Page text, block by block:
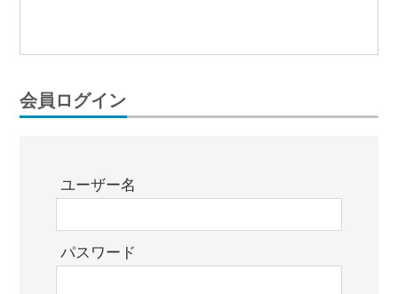
会員ログイン
ユーザー名
パスワード